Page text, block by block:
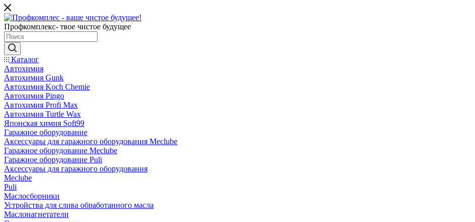
Профкомплекс- твое чистое будущее
Каталог
Автохимия
Автохимия Gunk
Автохимия Koch Chemie
Автохимия Pingo
Автохимия Profi Max
Автохимия Turtle Wax
Японская химия Soft99
Гаражное оборудование
Аксессуары для гаражного оборудования Meclube
Гаражное оборудование Meclube
Гаражное оборудование Puli
Аксессуары для гаражного оборудования
Meclube
Puli
Маслосборники
Устройства для слива обработанного масла
Маслонагнетатели